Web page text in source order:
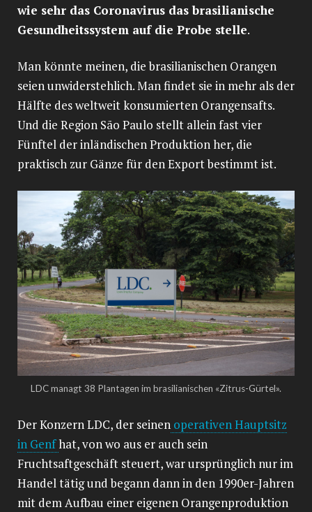
wie sehr das Coronavirus das brasilianische
Gesundheitssystem auf die Probe stelle.
Man könnte meinen, die brasilianischen Orangen
seien unwiderstehlich. Man findet sie in mehr als der
Hälfte des weltweit konsumierten Orangensafts.
Und die Region São Paulo stellt allein fast vier
Fünftel der inländischen Produktion her, die
praktisch zur Gänze für den Export bestimmt ist.
LDC managt 38 Plantagen im brasilianischen «Zitrus-Gürtel».
Der Konzern LDC, der seinen operativen Hauptsitz
in Genfhat, von wo aus er auch sein
Fruchtsaftgeschäft steuert, war ursprünglich nur im
Handel tätig und begann dann in den 1990er-Jahren
mit dem Aufbau einer eigenen Orangenproduktion